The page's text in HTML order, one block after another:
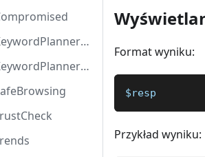
SE::Google::KeywordPlanner::Ideas
SE::Google::KeywordPlanner::SearchVolume
Format wyniku:
$resp
Przykład wyniku: